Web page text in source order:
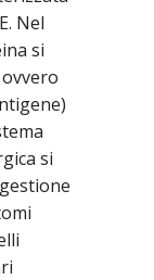
Nel
si
si